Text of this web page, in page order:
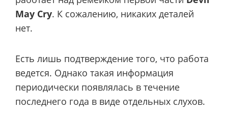
May Cry. К сожалению, никаких деталей
нет.
Есть лишь подтверждение того, что работа
ведется. Однако такая информация
периодически появлялась в течение
последнего года в виде отдельных слухов.